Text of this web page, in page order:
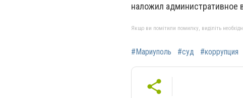
наложил административное
Якщо ви помітили помилку, виділіть
#Мариуполь #суд #коррупция